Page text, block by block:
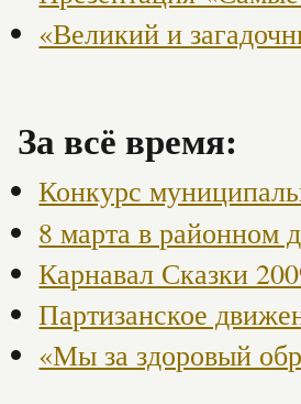
«Великий и
За всё время:
Конкурс
8 марта в районном
Карнавал Сказки
Партизанское
«Мы за здоровый